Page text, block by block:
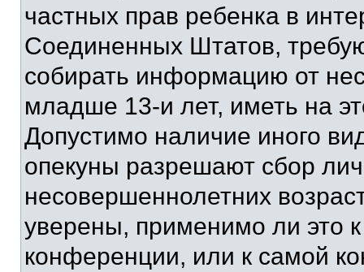
частных прав ребенка в
Соединенных Штатов,
собирать информацию от
младше 13-и лет, иметь на
Допустимо наличие иного
опекуны разрешают сбор
несовершеннолетних
уверены, применимо ли это
конференции, или к самой